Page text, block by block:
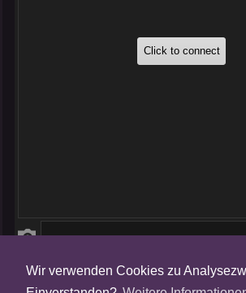
Wir verwenden Cookies zu